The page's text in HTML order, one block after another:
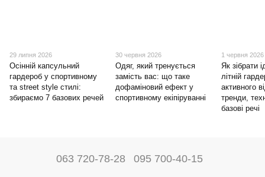
29 липня 2026
Осінній капсульний
гардероб у спортивному
та street style стилі:
збираємо 7 базових речей
30 червня 2026
Одяг, який тренується
замість вас: що таке
дофаміновий ефект у
спортивному екіпіруванні
1 червня 2026
Як зібрати
літній
активного
тренди,
базові речі
063 720-78-28 095 700-40-15